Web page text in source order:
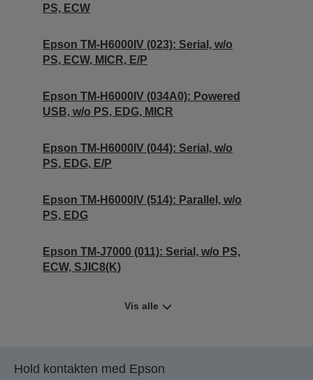
PS, ECW
Epson TM-H6000IV (023): Serial, w/o
PS, ECW, MICR, E/P
Epson TM-H6000IV (034A0): Powered
USB, w/o PS, EDG, MICR
Epson TM-H6000IV (044): Serial, w/o
PS, EDG, E/P
Epson TM-H6000IV (514): Parallel, w/o
PS, EDG
Epson TM-J7000 (011): Serial, w/o PS,
ECW, SJIC8(K)
Vis alle
Hold kontakten med Epson